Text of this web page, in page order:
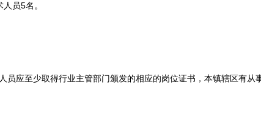
员5名。
应至少取得行业主管部门颁发的相应的岗位证书，本镇辖区有从